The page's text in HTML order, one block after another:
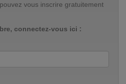
vous inscrire gratuitement
connectez-vous ici :